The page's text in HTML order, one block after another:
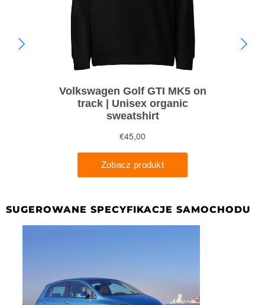
SUGEROWANE SPECYFIKACJE SAMOCHODU